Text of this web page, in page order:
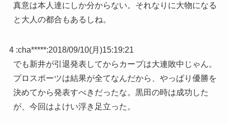
真意は本人達にしか分からない。それなりに大物になる
と大人の都合もあるしね。
4 :cha*****:2018/09/10(月)15:19:21
でも新井が引退発表してからカープは大連敗中じゃん。
プロスポーツは結果が全てなんだから、やっぱり優勝を
決めてから発表すべきだったな。黒田の時は成功した
が、今回はよけい浮き足立った。